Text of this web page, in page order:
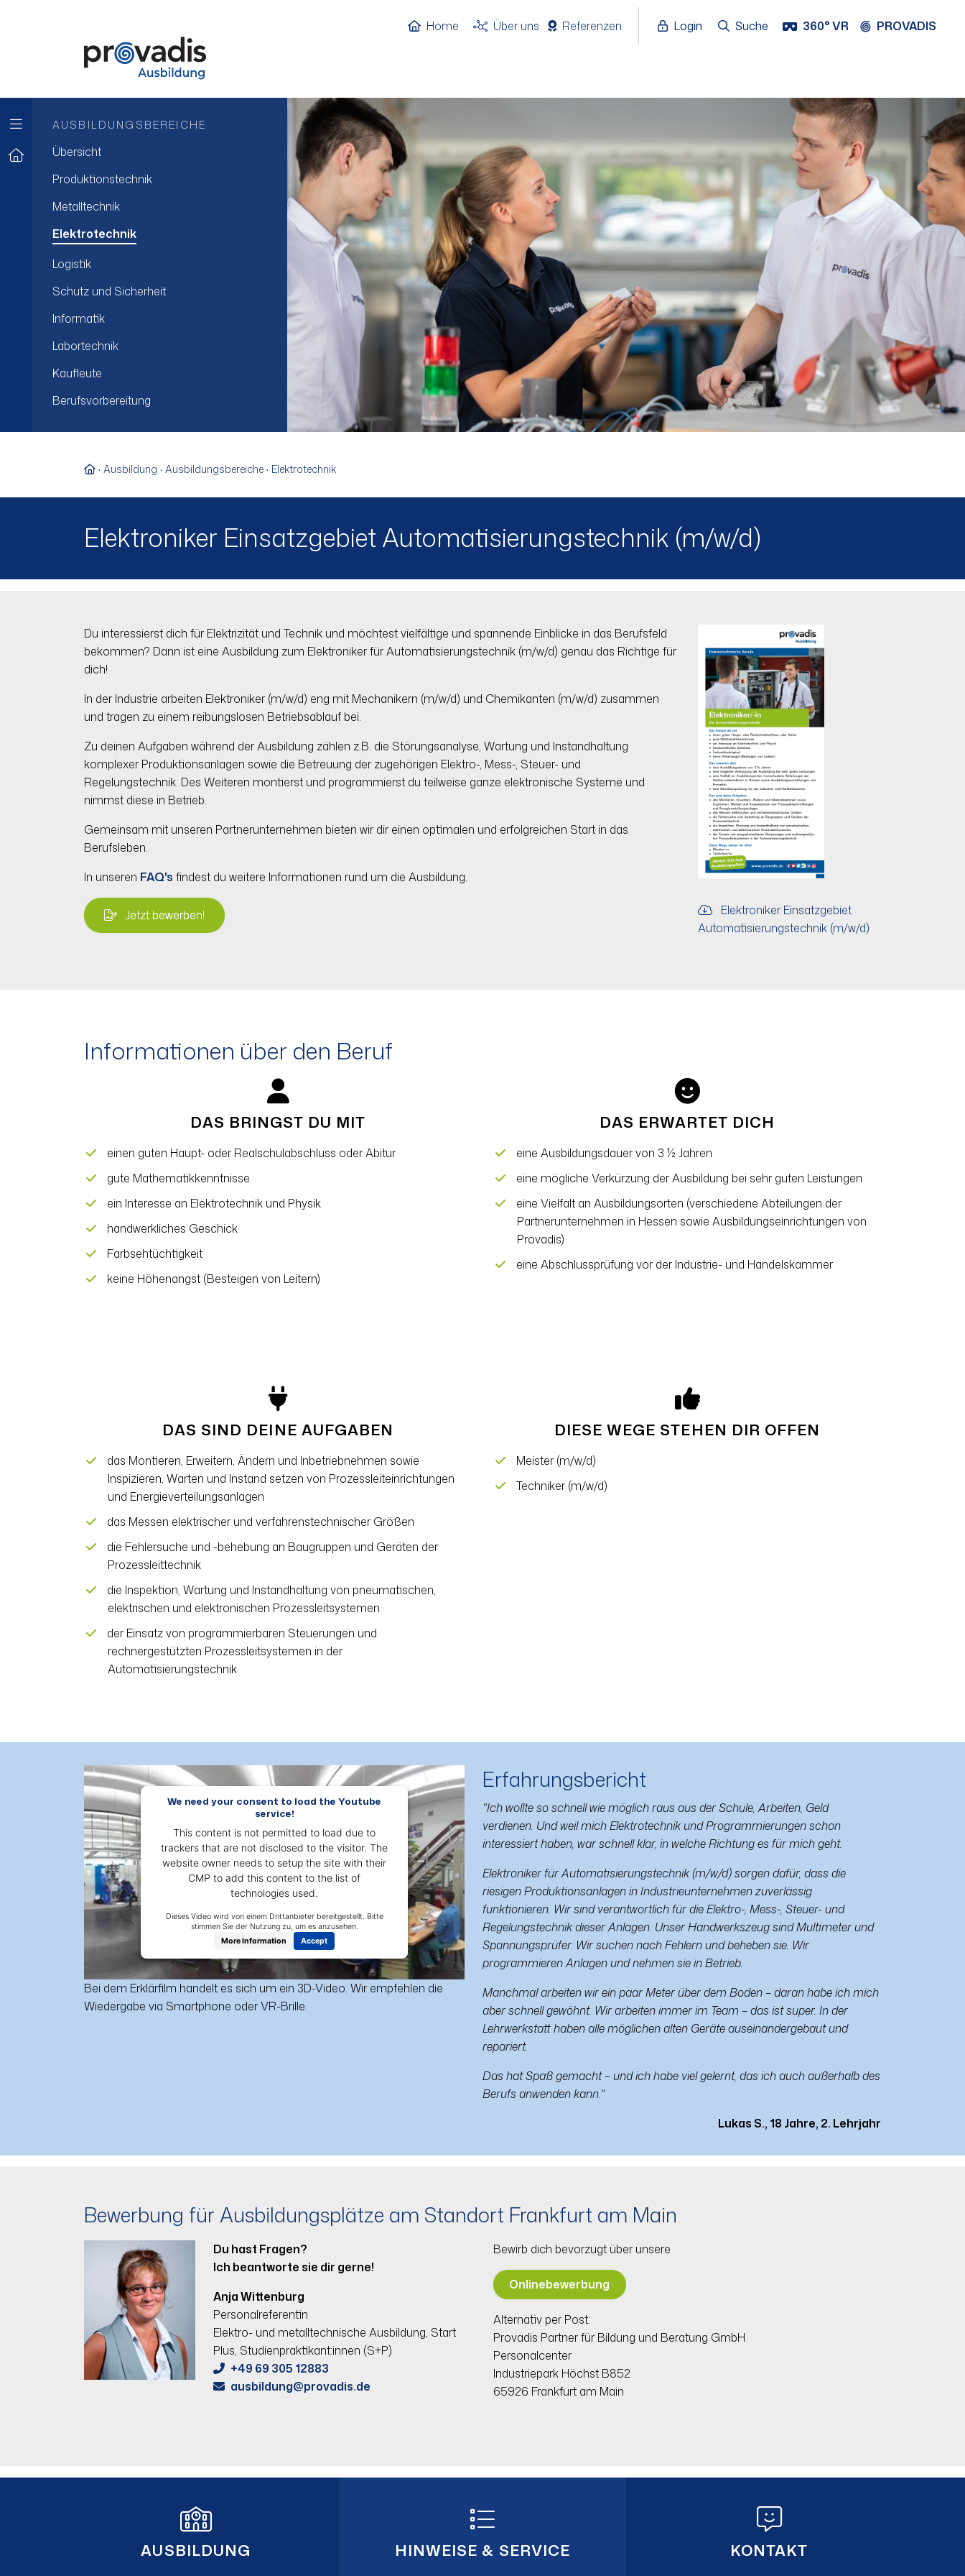
Home Über uns Referenzen Login Suche 360° VR PROVADIS
AUSBILDUNGSBEREICHE
Übersicht
Produktionstechnik
Metalltechnik
Elektrotechnik
Logistik
Schutz und Sicherheit
Informatik
Labortechnik
Kaufleute
Berufsvorbereitung
Zur Startseite
Ausbildung Ausbildungsbereiche Elektrotechnik
Elektroniker Einsatzgebiet Automatisierungstechnik (m/w/d)
Du interessierst dich für Elektrizität und Technik und möchtest vielfältige und spannende Einblicke in das Berufsfeld
bekommen? Dann ist eine Ausbildung zum Elektroniker für Automatisierungstechnik (m/w/d) genau das Richtige für
dich!
In der Industrie arbeiten Elektroniker (m/w/d) eng mit Mechanikern (m/w/d) und Chemikanten (m/w/d) zusammen
und tragen zu einem reibungslosen Betriebsablauf bei.
Zu deinen Aufgaben während der Ausbildung zählen z.B. die Störungsanalyse, Wartung und Instandhaltung
komplexer Produktionsanlagen sowie die Betreuung der zugehörigen Elektro-, Mess-, Steuer- und
Regelungstechnik. Des Weiteren montierst und programmierst du teilweise ganze elektronische Systeme und
nimmst diese in Betrieb.
Gemeinsam mit unseren Partnerunternehmen bieten wir dir einen optimalen und erfolgreichen Start in das
Berufsleben.
In unseren FAQ's findest du weitere Informationen rund um die Ausbildung.
Jetzt bewerben!
Elektroniker Einsatzgebiet
Automatisierungstechnik (m/w/d)
Informationen über den Beruf
DAS BRINGST DU MIT
einen guten Haupt- oder Realschulabschluss oder Abitur
gute Mathematikkenntnisse
ein Interesse an Elektrotechnik und Physik
handwerkliches Geschick
Farbsehtüchtigkeit
keine Höhenangst (Besteigen von Leitern)
DAS ERWARTET DICH
eine Ausbildungsdauer von 3 ½ Jahren
eine mögliche Verkürzung der Ausbildung bei sehr guten Leistungen
eine Vielfalt an Ausbildungsorten (verschiedene Abteilungen der
Partnerunternehmen in Hessen sowie Ausbildungseinrichtungen von
Provadis)
eine Abschlussprüfung vor der Industrie- und Handelskammer
DAS SIND DEINE AUFGABEN
das Montieren, Erweitern, Ändern und Inbetriebnehmen sowie
Inspizieren, Warten und Instand setzen von Prozessleiteinrichtungen
und Energieverteilungsanlagen
das Messen elektrischer und verfahrenstechnischer Größen
die Fehlersuche und -behebung an Baugruppen und Geräten der
Prozessleittechnik
die Inspektion, Wartung und Instandhaltung von pneumatischen,
elektrischen und elektronischen Prozessleitsystemen
der Einsatz von programmierbaren Steuerungen und
rechnergestützten Prozessleitsystemen in der
Automatisierungstechnik
DIESE WEGE STEHEN DIR OFFEN
Meister (m/w/d)
Techniker (m/w/d)
We need your consent to load the Youtube
service!
This content is not permitted to load due to
trackers that are not disclosed to the visitor. The
website owner needs to setup the site with their
CMP to add this content to the list of
technologies used.
More Information Accept
Bei dem Erklärfilm handelt es sich um ein 3D-Video. Wir empfehlen die
Wiedergabe via Smartphone oder VR-Brille.
Erfahrungsbericht
"Ich wollte so schnell wie möglich raus aus der Schule, Arbeiten, Geld
verdienen. Und weil mich Elektrotechnik und Programmierungen schon
interessiert haben, war schnell klar, in welche Richtung es für mich geht.
Elektroniker für Automatisierungstechnik (m/w/d) sorgen dafür, dass die
riesigen Produktionsanlagen in Industrieunternehmen zuverlässig
funktionieren. Wir sind verantwortlich für die Elektro-, Mess-, Steuer- und
Regelungstechnik dieser Anlagen. Unser Handwerkszeug sind Multimeter und
Spannungsprüfer. Wir suchen nach Fehlern und beheben sie. Wir
programmieren Anlagen und nehmen sie in Betrieb.
Manchmal arbeiten wir ein paar Meter über dem Boden – daran habe ich mich
aber schnell gewöhnt. Wir arbeiten immer im Team – das ist super. In der
Lehrwerkstatt haben alle möglichen alten Geräte auseinandergebaut und
repariert.
Das hat Spaß gemacht – und ich habe viel gelernt, das ich auch außerhalb des
Berufs anwenden kann."
Lukas S., 18 Jahre, 2. Lehrjahr
Bewerbung für Ausbildungsplätze am Standort Frankfurt am Main
Du hast Fragen?
Ich beantworte sie dir gerne!
Anja Wittenburg
Personalreferentin
Elektro- und metalltechnische Ausbildung, Start
Plus, Studienpraktikant:innen (S+P)
+49 69 305 12883
ausbildung@provadis.de
Bewirb dich bevorzugt über unsere
Onlinebewerbung
Alternativ per Post:
Provadis Partner für Bildung und Beratung GmbH
Personalcenter
Industriepark Höchst B852
65926 Frankfurt am Main
AUSBILDUNG HINWEISE & SERVICE KONTAKT